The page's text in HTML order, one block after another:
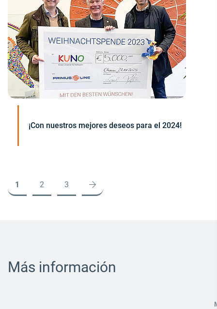
¡Con nuestros mejores deseos para el 2024!
1 2 3
Más información